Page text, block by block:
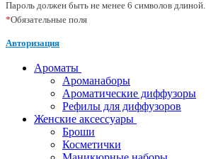
Пароль должен быть не менее 6 символов длиной.
*Обязательные поля
Авторизация
Ароматы
Ароманаборы
Ароматические диффузоры
Рефилы для диффузоров
Женские аксессуары
Броши
Косметички